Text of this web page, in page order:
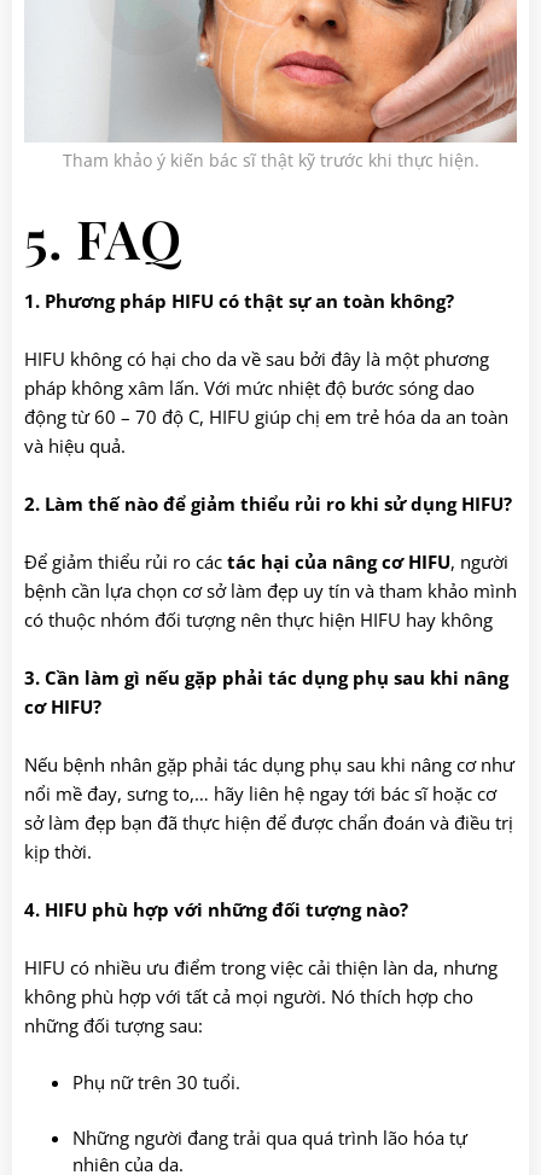
Tham khảo ý kiến bác sĩ thật kỹ trước khi thực hiện.
5. FAQ
1. Phương pháp HIFU có thật sự an toàn không?
HIFU không có hại cho da về sau bởi đây là một phương
pháp không xâm lấn. Với mức nhiệt độ bước sóng dao
động từ 60 – 70 độ C, HIFU giúp chị em trẻ hóa da an toàn
và hiệu quả.
2. Làm thế nào để giảm thiểu rủi ro khi sử dụng HIFU?
Để giảm thiểu rủi ro các tác hại của nâng cơ HIFU, người
bệnh cần lựa chọn cơ sở làm đẹp uy tín và tham khảo mình
có thuộc nhóm đối tượng nên thực hiện HIFU hay không
3. Cần làm gì nếu gặp phải tác dụng phụ sau khi nâng
cơ HIFU?
Nếu bệnh nhân gặp phải tác dụng phụ sau khi nâng cơ như
nổi mề đay, sưng to,… hãy liên hệ ngay tới bác sĩ hoặc cơ
sở làm đẹp bạn đã thực hiện để được chẩn đoán và điều trị
kịp thời.
4. HIFU phù hợp với những đối tượng nào?
HIFU có nhiều ưu điểm trong việc cải thiện làn da, nhưng
không phù hợp với tất cả mọi người. Nó thích hợp cho
những đối tượng sau:
Phụ nữ trên 30 tuổi.
Những người đang trải qua quá trình lão hóa tự
nhiên của da.